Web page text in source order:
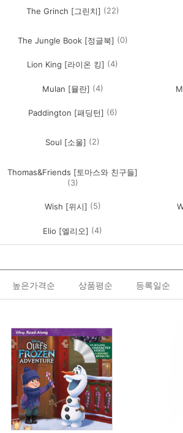
The Grinch [그린치] (22)
The Jungle Book [정글북] (0)
Lion King [라이온 킹] (4)
Mulan [뮬란] (4)
Paddington [패딩턴] (6)
Soul [소울] (2)
Thomas&Friends [토마스와 친구들]
(3)
Wish [위시] (5)
Elio [엘리오] (4)
높은가격순 상품평순 등록일순